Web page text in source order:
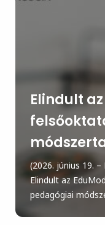
Elindult
(2026. június 19.
Elindult az
pedagógiai